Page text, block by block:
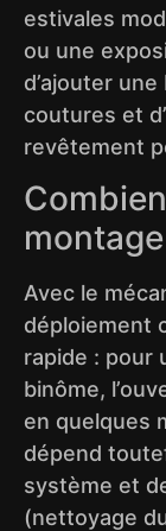
estivales
ou une
d’ajouter
coutures et
revêtement
Avec le
déploiement
rapide : pour
binôme,
en quelques
dépend
système et
(nettoyage